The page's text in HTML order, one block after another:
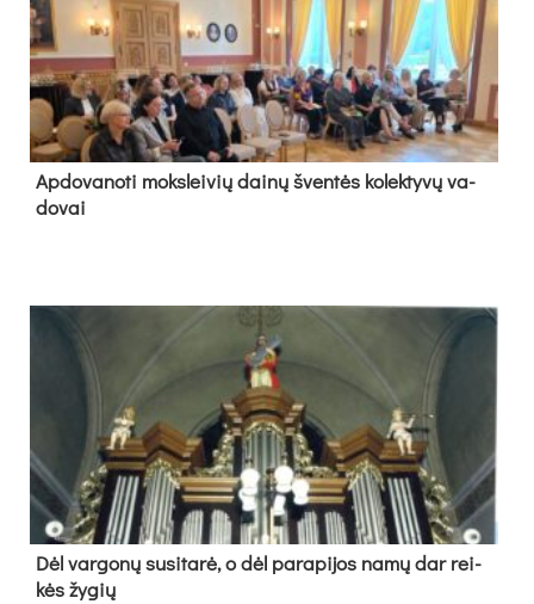
Ap­do­va­no­ti moks­lei­vių dai­nų šven­tės ko­lek­ty­vų va­
do­vai
Dėl var­go­nų su­si­ta­rė, o dėl pa­ra­pi­jos na­mų dar rei­
kės žy­gių